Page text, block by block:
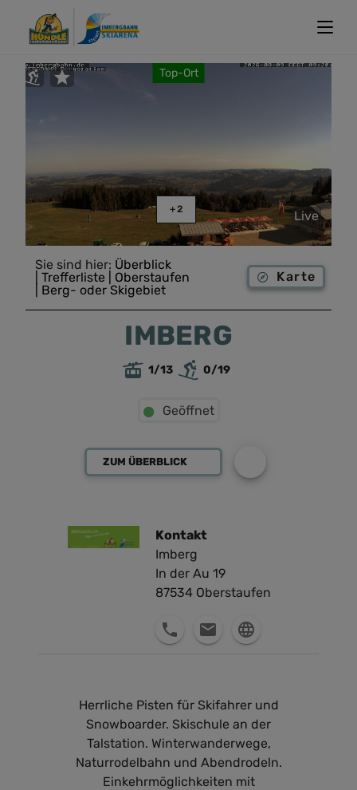
Top-Ort
Live
+2
Sie sind hier: Überblick
| Trefferliste
| Oberstaufen
| Berg- oder Skigebiet
Karte
IMBERG
1/13 0/19
Geöffnet
ZUM ÜBERBLICK
Kontakt
Imberg
In der Au 19
87534 Oberstaufen
Herrliche Pisten für Skifahrer und
Snowboarder. Skischule an der
Talstation. Winterwanderwege,
Naturrodelbahn und Abendrodeln.
Einkehrmöglichkeiten mit